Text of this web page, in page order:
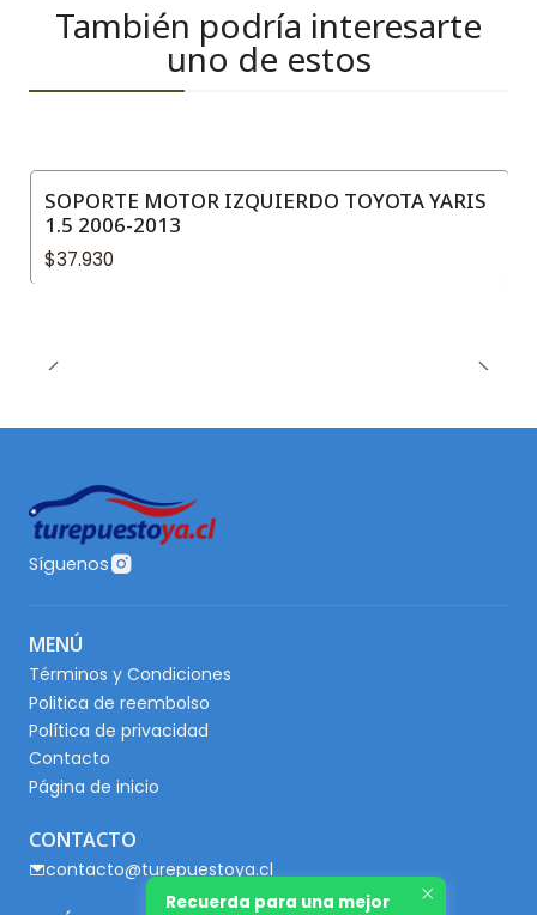
También podría interesarte
uno de estos
SOPORTE MOTOR IZQUIERDO TOYOTA YARIS
1.5 2006-2013
$37.930
Síguenos
MENÚ
Términos y Condiciones
Politica de reembolso
Política de privacidad
Contacto
Página de inicio
CONTACTO
contacto@turepuestoya.cl
Recuerda para una mejor